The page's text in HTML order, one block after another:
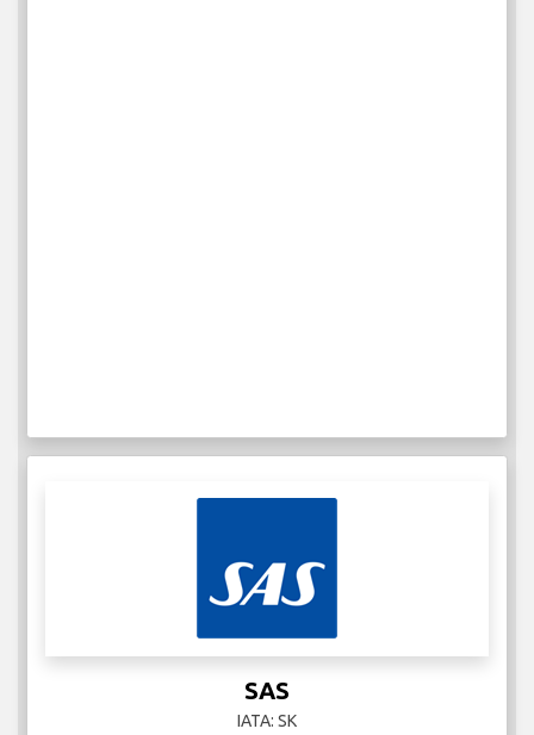
SAS
IATA: SK